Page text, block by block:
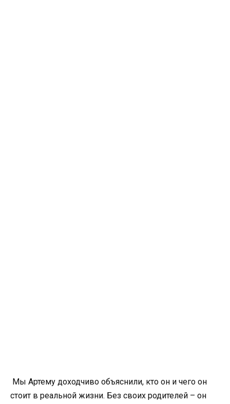
Мы Артему доходчиво объяснили, кто он и чего он
стоит в реальной жизни. Без своих родителей – он